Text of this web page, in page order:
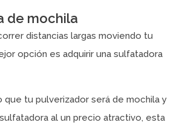
de mochila
distancias largas moviendo tu
opción es adquirir una sulfatadora
que tu pulverizador será de mochila y
al un precio atractivo, esta